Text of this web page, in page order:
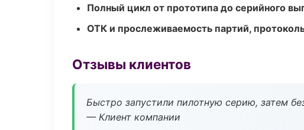
Полный цикл от прототипа до серийного
ОТК и прослеживаемость партий,
Отзывы клиентов
Быстро запустили пилотную серию, затем
— Клиент компании